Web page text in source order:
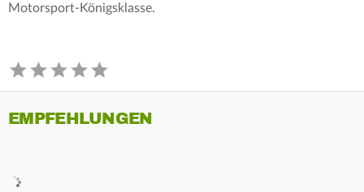
Motorsport-Königsklasse.
EMPFEHLUNGEN